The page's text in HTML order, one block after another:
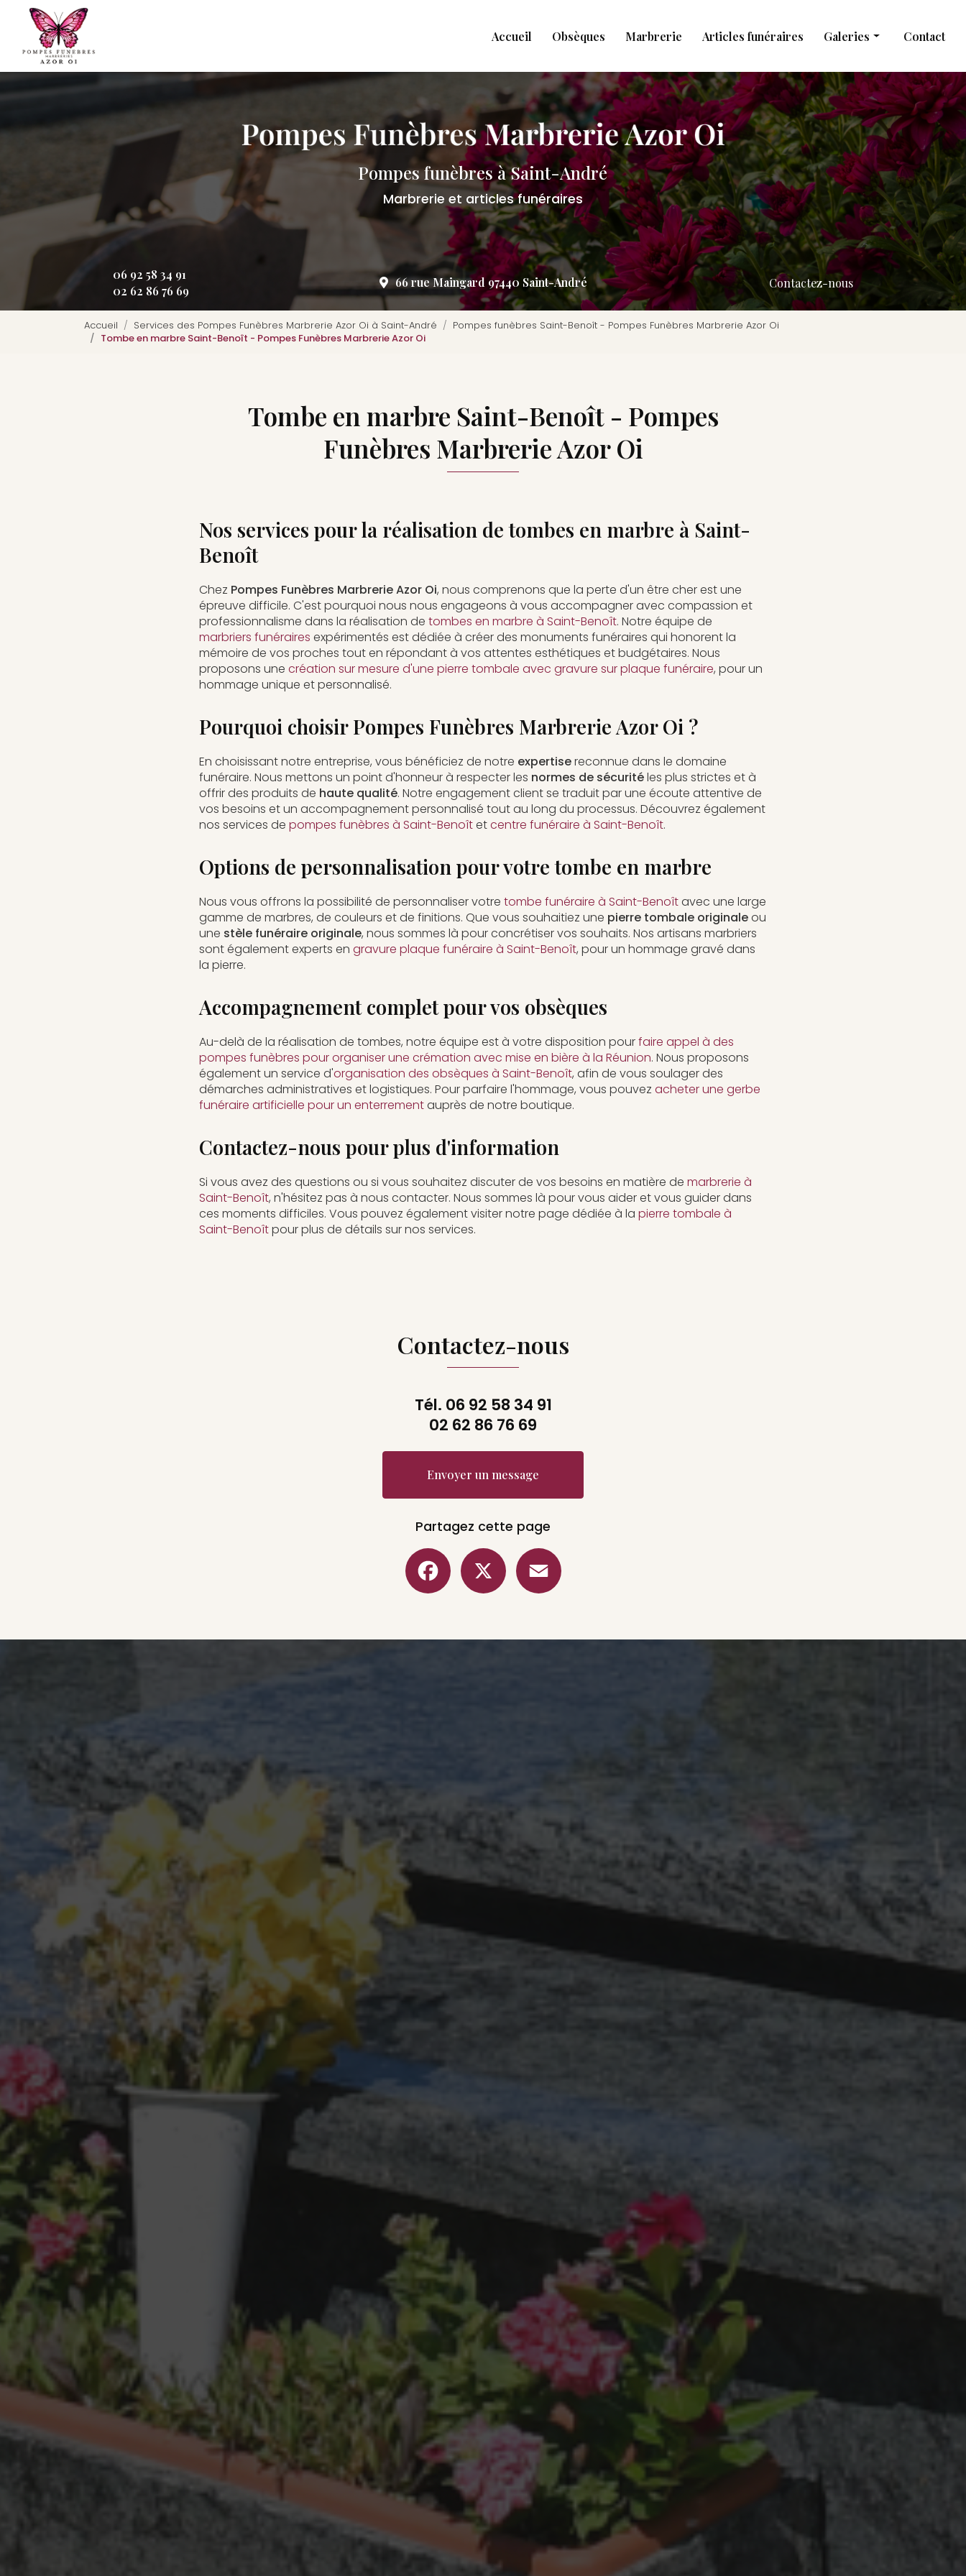
contenu
principal
Accueil
Obsèques Marbrerie Articles funéraires Galeries
Obsèques
Marbrerie
Articles funéraires
Contact
Pompes funèbres à Saint-André
Marbrerie et articles funéraires
06 92 58 34 91
02 62 86 76 69
66 rue Maingard 97440 Saint-André Contactez-nous
Accueil Services des Pompes Funèbres Marbrerie Azor Oi à Saint-André
Pompes funèbres Saint-Benoît - Pompes Funèbres Marbrerie Azor Oi
Tombe en marbre Saint-Benoît - Pompes Funèbres Marbrerie Azor Oi
Tombe en marbre Saint-Benoît - Pompes
Funèbres Marbrerie Azor Oi
Nos services pour la réalisation de tombes en marbre à Saint-
Benoît
Chez Pompes Funèbres Marbrerie Azor Oi, nous comprenons que la perte d'un être cher est une
épreuve difficile. C'est pourquoi nous nous engageons à vous accompagner avec compassion et
professionnalisme dans la réalisation de tombes en marbre à Saint-Benoît. Notre équipe de
marbriers funéraires expérimentés est dédiée à créer des monuments funéraires qui honorent la
mémoire de vos proches tout en répondant à vos attentes esthétiques et budgétaires. Nous
proposons une création sur mesure d'une pierre tombale avec gravure sur plaque funéraire, pour un
hommage unique et personnalisé.
Pourquoi choisir Pompes Funèbres Marbrerie Azor Oi ?
En choisissant notre entreprise, vous bénéficiez de notre expertisereconnue dans le domaine
funéraire. Nous mettons un point d'honneur à respecter les normes de sécuritéles plus strictes et à
offrir des produits de haute qualité. Notre engagement client se traduit par une écoute attentive de
vos besoins et un accompagnement personnalisé tout au long du processus. Découvrez également
nos services de pompes funèbres à Saint-Benoîtetcentre funéraire à Saint-Benoît.
Options de personnalisation pour votre tombe en marbre
Nous vous offrons la possibilité de personnaliser votre tombe funéraire à Saint-Benoîtavec une large
gamme de marbres, de couleurs et de finitions. Que vous souhaitiez une pierre tombale originaleou
une stèle funéraire originale, nous sommes là pour concrétiser vos souhaits. Nos artisans marbriers
sont également experts en gravure plaque funéraire à Saint-Benoît, pour un hommage gravé dans
la pierre.
Accompagnement complet pour vos obsèques
Au-delà de la réalisation de tombes, notre équipe est à votre disposition pourfaire appel à des
pompes funèbres pour organiser une crémation avec mise en bière à la Réunion. Nous proposons
également un service d'organisation des obsèques à Saint-Benoît, afin de vous soulager des
démarches administratives et logistiques. Pour parfaire l'hommage, vous pouvez acheter une gerbe
funéraire artificielle pour un enterrementauprès de notre boutique.
Contactez-nous pour plus d'information
Si vous avez des questions ou si vous souhaitez discuter de vos besoins en matière de marbrerie à
Saint-Benoît, n'hésitez pas à nous contacter. Nous sommes là pour vous aider et vous guider dans
ces moments difficiles. Vous pouvez également visiter notre page dédiée à la pierre tombale à
Saint-Benoîtpour plus de détails sur nos services.
Contactez-nous
Tél. 06 92 58 34 91
02 62 86 76 69
Envoyer un message
Partagez cette page
Facebook